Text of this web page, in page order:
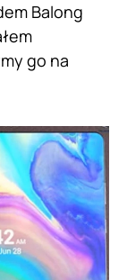
Balong
go na